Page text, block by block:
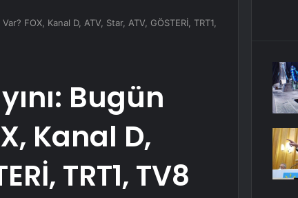
FOX, Kanal D, ATV, Star, ATV, GÖSTERİ, TRT1,
Bugün
Kanal D,
TRT1, TV8